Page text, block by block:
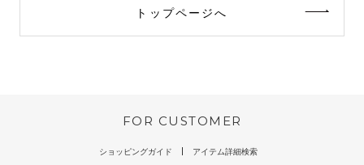
トップページへ
FOR CUSTOMER
ショッピングガイド アイテム詳細検索